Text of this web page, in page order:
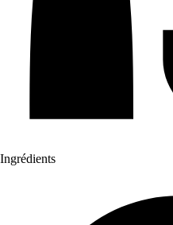
Ingrédients